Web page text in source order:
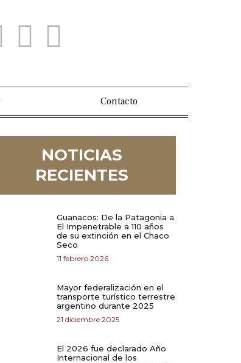
Contacto
NOTICIAS
RECIENTES
Guanacos: De la Patagonia a
El Impenetrable a 110 años
de su extinción en el Chaco
Seco
11 febrero 2026
Mayor federalización en el
transporte turístico terrestre
argentino durante 2025
21 diciembre 2025
El 2026 fue declarado Año
Internacional de los